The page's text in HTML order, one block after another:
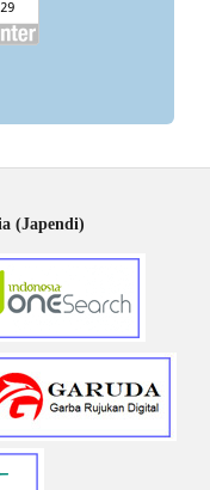
(Japendi)